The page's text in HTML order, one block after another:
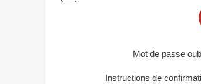
Mot de passe
Instructions de